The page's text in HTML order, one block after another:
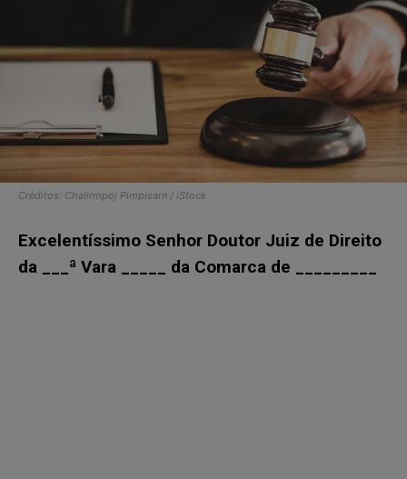
Créditos: Chalirmpoj Pimpisarn / iStock
Excelentíssimo Senhor Doutor Juiz de Direito
da ___ª Vara _____ da Comarca de _________